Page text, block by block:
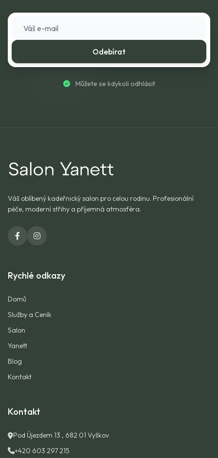
Odebírat
Můžete se kdykoli odhlásit
Váš oblíbený kadeřnický salon pro celou rodinu. Profesionální
péče, moderní střihy a příjemná atmosféra.
Rychlé odkazy
Domů
Služby a Ceník
Salon
Yanett
Blog
Kontakt
Kontakt
Pod Újezdem 13 , 682 01 Vyškov
+420 603 297 215